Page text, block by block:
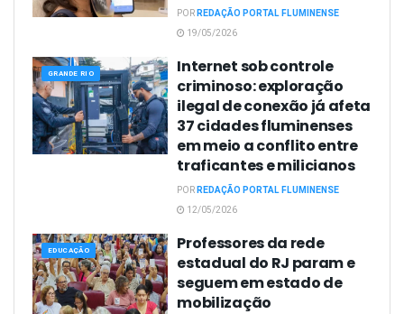
PORREDAÇÃO PORTAL FLUMINENSE
19/05/2026
GRANDE RIO
Internet sob controle
criminoso: exploração
ilegal de conexão já afeta
37 cidades fluminenses
em meio a conflito entre
traficantes e milicianos
PORREDAÇÃO PORTAL FLUMINENSE
12/05/2026
EDUCAÇÃO
Professores da rede
estadual do RJ param e
seguem em estado de
mobilização